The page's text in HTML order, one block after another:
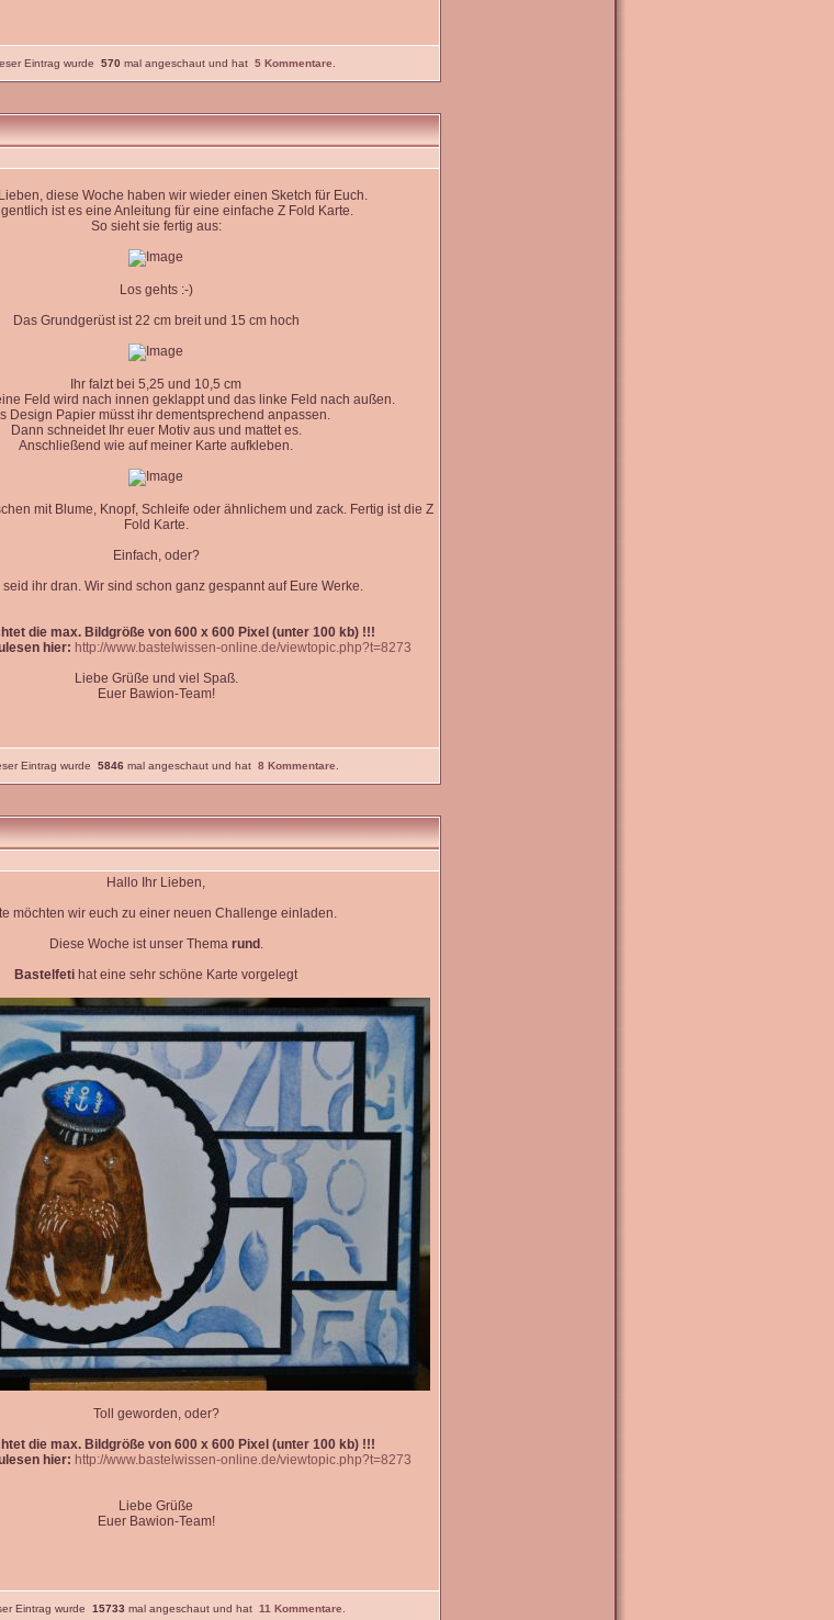
Eintrag wurde 570 mal angeschaut und hat 5 Kommentare
diese Woche haben wir wieder einen Sketch für Euch.
ist es eine Anleitung für eine einfache Z Fold Karte.
So sieht sie fertig aus:
Los gehts :-)
Das Grundgerüst ist 22 cm breit und 15 cm hoch
Ihr falzt bei 5,25 und 10,5 cm
Feld wird nach innen geklappt und das linke Feld nach außen.
Design Papier müsst ihr dementsprechend anpassen.
Dann schneidet Ihr euer Motiv aus und mattet es.
Anschließend wie auf meiner Karte aufkleben.
mit Blume, Knopf, Schleife oder ähnlichem und zack. Fertig ist die Z
Fold Karte.
Einfach, oder?
seid ihr dran. Wir sind schon ganz gespannt auf Eure Werke.
die max. Bildgröße von 600 x 600 Pixel (unter 100 kb) !!!
hier: http://www.bastelwissen-online.de/viewtopic.php?t=8273
Liebe Grüße und viel Spaß.
Euer Bawion-Team!
Eintrag wurde 5846 mal angeschaut und hat 8 Kommentare
Hallo Ihr Lieben,
möchten wir euch zu einer neuen Challenge einladen.
Diese Woche ist unser Thema rund .
Bastelfeti hat eine sehr schöne Karte vorgelegt
Toll geworden, oder?
die max. Bildgröße von 600 x 600 Pixel (unter 100 kb) !!!
hier: http://www.bastelwissen-online.de/viewtopic.php?t=8273
Liebe Grüße
Euer Bawion-Team!
Eintrag wurde 15733 mal angeschaut und hat 11 Kommentare